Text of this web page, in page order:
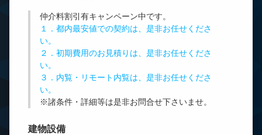
仲介料割引有キャンペーン中です。
１．都内最安値での契約は、是非お任せくださ
い。
２．初期費用のお見積りは、是非お任せくださ
い。
３．内覧・リモート内覧は、是非お任せくださ
い。
※諸条件・詳細等は是非お問合せ下さいませ。
建物設備